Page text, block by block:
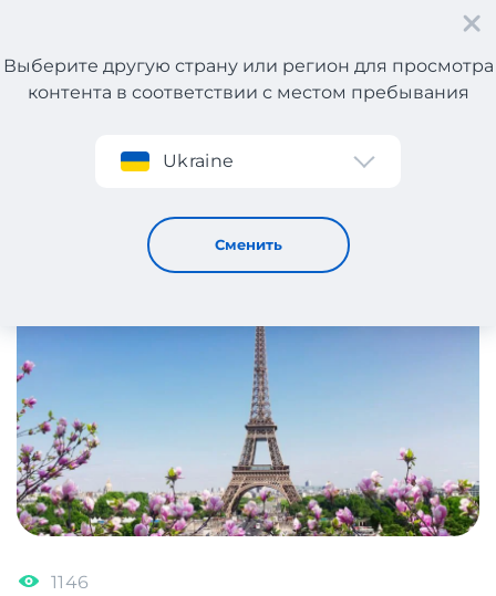
Регистрация
Выберите другую страну или регион для просмотра
контента в соответствии с местом пребывания
Ukraine
Сменить
Интернет-магазины Франции
1146